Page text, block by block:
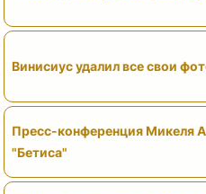
Винисиус удалил все свои
Пресс-конференция Микеля
"Бетиса"